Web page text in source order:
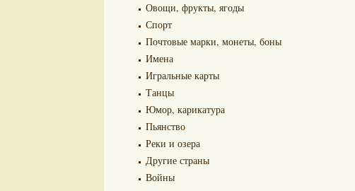
Овощи, фрукты, ягоды
Спорт
Почтовые марки, монеты, боны
Имена
Игральные карты
Танцы
Юмор, карикатура
Пьянство
Реки и озера
Другие страны
Войны